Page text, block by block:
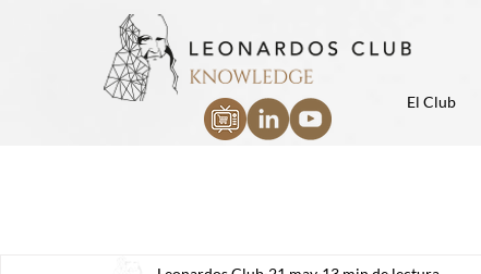
El Club